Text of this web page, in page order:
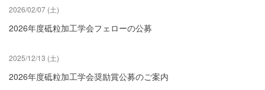
2026/02/07 (土)
2026年度砥粒加工学会フェローの公募
2025/12/13 (土)
2026年度砥粒加工学会奨励賞公募のご案内